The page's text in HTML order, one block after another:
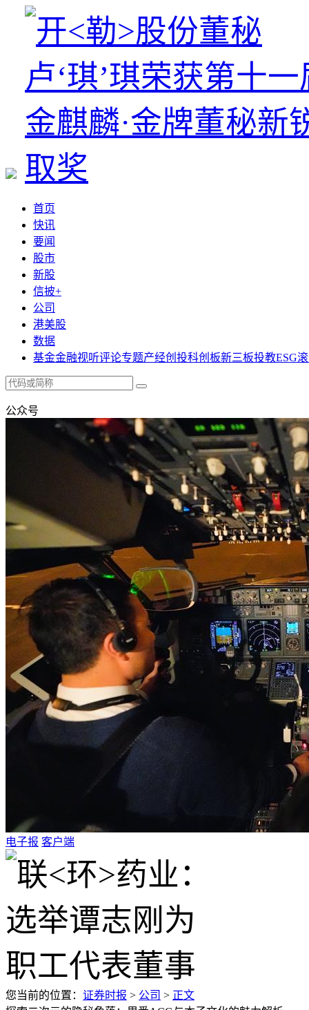
首页
快讯
要闻
股市
新股
信披+
公司
港美股
数据
基金金融视听评论专题产经创投科创板新三板投教ESG
公众号
电子报 客户端
您当前的位置： 证券时报 > 公司 > 正文